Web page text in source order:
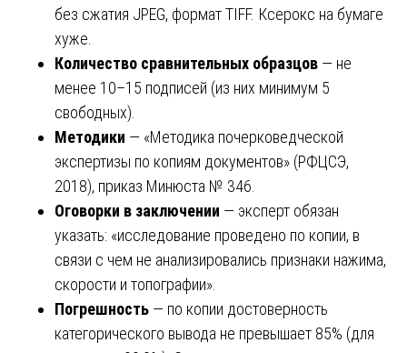
без сжатия JPEG, формат TIFF. Ксерокс на бумаге
хуже.
Количество сравнительных образцов — не
менее 10–15 подписей (из них минимум 5
свободных).
Методики — «Методика почерковедческой
экспертизы по копиям документов» (РФЦСЭ,
2018), приказ Минюста № 346.
Оговорки в заключении — эксперт обязан
указать: «исследование проведено по копии, в
связи с чем не анализировались признаки нажима,
скорости и топографии».
Погрешность — по копии достоверность
категорического вывода не превышает 85% (для